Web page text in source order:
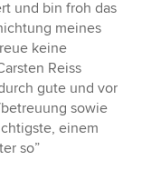
und bin froh das
meines
keine
Reiss
gute und vor
sowie
einem
so”